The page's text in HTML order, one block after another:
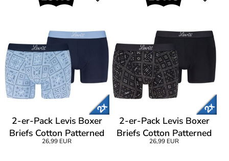
2-er-Pack Levis Boxer
Briefs Cotton Patterned
26,99 EUR
2-er-Pack Levis Boxer
Briefs Cotton Patterned
26,99 EUR